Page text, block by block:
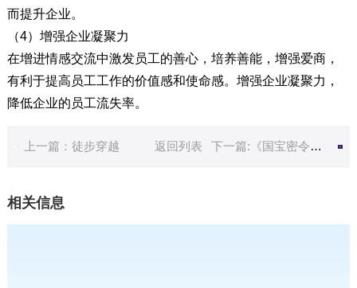
而提升企业。
（4）增强企业凝聚力
在增进情感交流中激发员工的善心，培养善能，增强爱商，
有利于提高员工工作的价值感和使命感。增强企业凝聚力，
降低企业的员工流失率。
上一篇：徒步穿越 返回列表 下一篇:《国宝密令》沉浸式主题团建
相关信息